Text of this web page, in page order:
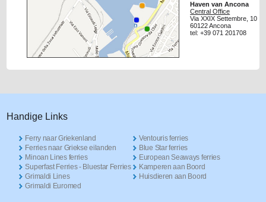
Haven van Ancona
Central Office
Via XXIX Settembre, 10
60122 Ancona
tel: +39 071 201708
Handige Links
Ferry naar Griekenland
Ferries naar Griekse eilanden
Minoan Lines ferries
Superfast Ferries - Bluestar Ferries
Grimaldi Lines
Grimaldi Euromed
Ventouris ferries
Blue Star ferries
European Seaways ferries
Kamperen aan Boord
Huisdieren aan Boord